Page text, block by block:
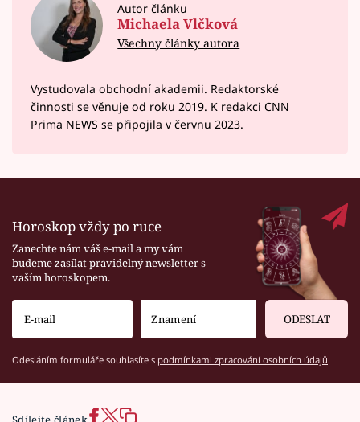
Autor článku
Michaela Vlčková
Všechny články autora
Vystudovala obchodní akademii. Redaktorské
činnosti se věnuje od roku 2019. K redakci CNN
Prima NEWS se připojila v červnu 2023.
Horoskop vždy po ruce
Zanechte nám váš e-mail a my vám
budeme zasílat pravidelný newsletter s
vaším horoskopem.
ODESLAT
Odesláním formuláře souhlasíte s podmínkami zpracování osobních údajů